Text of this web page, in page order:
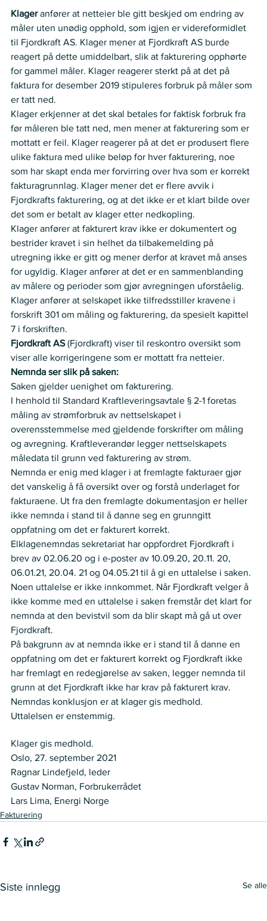
Klager anfører at netteier ble gitt beskjed om endring av
måler uten unødig opphold, som igjen er videreformidlet
til Fjordkraft AS. Klager mener at Fjordkraft AS burde
reagert på dette umiddelbart, slik at fakturering opphørte
for gammel måler. Klager reagerer sterkt på at det på
faktura for desember 2019 stipuleres forbruk på måler som
er tatt ned.
Klager erkjenner at det skal betales for faktisk forbruk fra
før måleren ble tatt ned, men mener at fakturering som er
mottatt er feil. Klager reagerer på at det er produsert flere
ulike faktura med ulike beløp for hver fakturering, noe
som har skapt enda mer forvirring over hva som er korrekt
fakturagrunnlag. Klager mener det er flere avvik i
Fjordkrafts fakturering, og at det ikke er et klart bilde over
det som er betalt av klager etter nedkopling.
Klager anfører at fakturert krav ikke er dokumentert og
bestrider kravet i sin helhet da tilbakemelding på
utregning ikke er gitt og mener derfor at kravet må anses
for ugyldig. Klager anfører at det er en sammenblanding
av målere og perioder som gjør avregningen uforståelig.
Klager anfører at selskapet ikke tilfredsstiller kravene i
forskrift 301 om måling og fakturering, da spesielt kapittel
7 i forskriften.
Fjordkraft AS (Fjordkraft) viser til reskontro oversikt som
viser alle korrigeringene som er mottatt fra netteier.
Nemnda ser slik på saken:
Saken gjelder uenighet om fakturering.
I henhold til Standard Kraftleveringsavtale § 2-1 foretas
måling av strømforbruk av nettselskapet i
overensstemmelse med gjeldende forskrifter om måling
og avregning. Kraftleverandør legger nettselskapets
måledata til grunn ved fakturering av strøm.
Nemnda er enig med klager i at fremlagte fakturaer gjør
det vanskelig å få oversikt over og forstå underlaget for
fakturaene. Ut fra den fremlagte dokumentasjon er heller
ikke nemnda i stand til å danne seg en grunngitt
oppfatning om det er fakturert korrekt.
Elklagenemndas sekretariat har oppfordret Fjordkraft i
brev av 02.06.20 og i e-poster av 10.09.20, 20.11. 20,
06.01.21, 20.04. 21 og 04.05.21 til å gi en uttalelse i saken.
Noen uttalelse er ikke innkommet. Når Fjordkraft velger å
ikke komme med en uttalelse i saken fremstår det klart for
nemnda at den bevistvil som da blir skapt må gå ut over
Fjordkraft.
På bakgrunn av at nemnda ikke er i stand til å danne en
oppfatning om det er fakturert korrekt og Fjordkraft ikke
har fremlagt en redegjørelse av saken, legger nemnda til
grunn at det Fjordkraft ikke har krav på fakturert krav.
Nemndas konklusjon er at klager gis medhold.
Uttalelsen er enstemmig.
Klager gis medhold.
Oslo, 27. september 2021
Ragnar Lindefjeld, leder
Gustav Norman, Forbrukerrådet
Lars Lima, Energi Norge
Fakturering
Siste innlegg Se alle